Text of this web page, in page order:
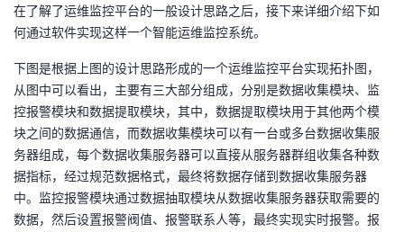
在了解了运维监控平台的一般设计思路之后，接下来详细介绍下如
何通过软件实现这样一个智能运维监控系统。
下图是根据上图的设计思路形成的一个运维监控平台实现拓扑图，
从图中可以看出，主要有三大部分组成，分别是数据收集模块、监
控报警模块和数据提取模块，其中，数据提取模块用于其他两个模
块之间的数据通信，而数据收集模块可以有一台或多台数据收集服
务器组成，每个数据收集服务器可以直接从服务器群组收集各种数
据指标，经过规范数据格式，最终将数据存储到数据收集服务器
中。监控报警模块通过数据抽取模块从数据收集服务器获取需要的
数据，然后设置报警阀值、报警联系人等，最终实现实时报警。报